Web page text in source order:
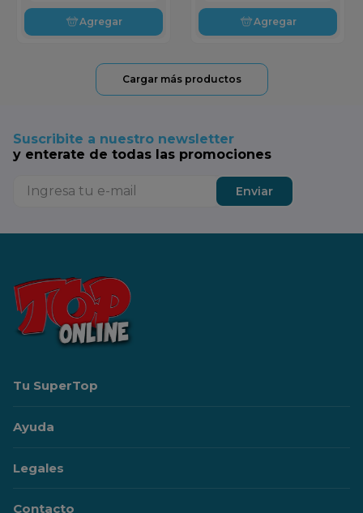
Agregar Agregar
Suscribite a nuestro newsletter
y enterate de todas las promociones
Enviar
Tu SuperTop
Ayuda
Legales
Contacto